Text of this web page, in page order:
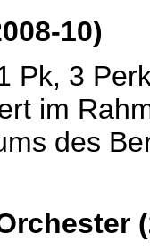
10)
Pk, 3
im
des